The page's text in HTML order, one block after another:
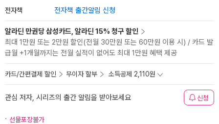
전자책 전자책 출간알림 신청
알라딘 만권당 삼성카드, 알라딘 15% 청구 할인
최대 1만원 또는 2만원 할인(전월 30만원 또는 60만원 이용 시) / 카드 발
급월 +1개월까지는 전월 실적이 없어도 최대 1만원 혜택 제공
카드/간편결제 할인 무이자 할부 소득공제 2,110원
관심 저자, 시리즈의 출간 알림을 받아보세요 신청
선물포장불가